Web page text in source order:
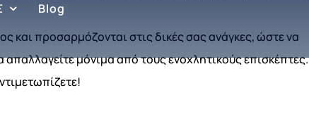
Blog
και προσαρμόζονται στις δικές σας ανάγκες, ώστε να
μόνιμα από τους ενοχλητικούς επισκέπτες.